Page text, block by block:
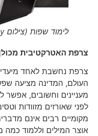
לימוד שפות (צילום pixbay)
צרפת האטרקטיבית מכולן
צרפת נחשבת לאחד מיעדי
העולם, המדינה מציעה שפע
מעניינים וחשובים, אפשר
לפני שאורזים מזוודות
מקומיים רבים אינם
אוצר המילים וללמוד כמה